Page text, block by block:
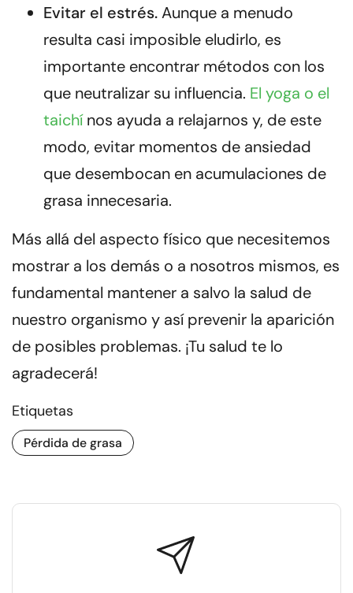
Etiquetas
Pérdida de grasa
Evitar el estrés.Aunque a menudo
resulta casi imposible eludirlo, es
importante encontrar métodos con los
que neutralizar su influencia. El yoga o el
taichí nos ayuda a relajarnos y, de este
modo, evitar momentos de ansiedad
que desembocan en acumulaciones de
grasa innecesaria.
Más allá del aspecto físico que necesitemos
mostrar a los demás o a nosotros mismos, es
fundamental mantener a salvo la salud de
nuestro organismo y asíprevenir la aparición
de posibles problemas. ¡Tu salud te lo
agradecerá!